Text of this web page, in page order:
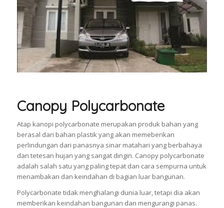
Canopy Polycarbonate
Atap kanopi polycarbonate merupakan produk bahan yang
berasal dari bahan plastik yang akan memeberikan
perlindungan dari panasnya sinar matahari yang berbahaya
dan tetesan hujan yang sangat dingin. Canopy polycarbonate
adalah salah satu yang paling tepat dan cara sempurna untuk
menambakan dan keindahan di bagian luar bangunan.
Polycarbonate tidak menghalangi dunia luar, tetapi dia akan
memberikan keindahan bangunan dan mengurangi panas.